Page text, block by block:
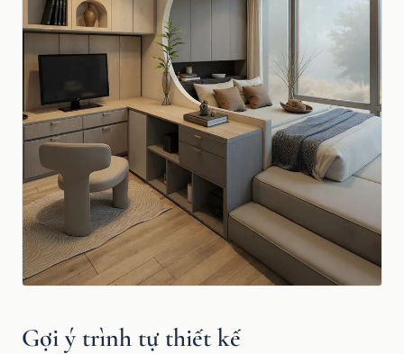
Gợi ý trình tự thiết kế